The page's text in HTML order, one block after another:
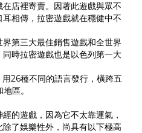
店裡寄賣。因著此遊戲與眾不
相傳，拉密遊戲就在穩健中不
第三大最佳銷售遊戲和全世界
時拉密遊戲也是以色列第一大
26種不同的語言發行，橫跨五
區。
的遊戲，因為它不太靠運氣，
了娛樂性外，尚具有以下極高